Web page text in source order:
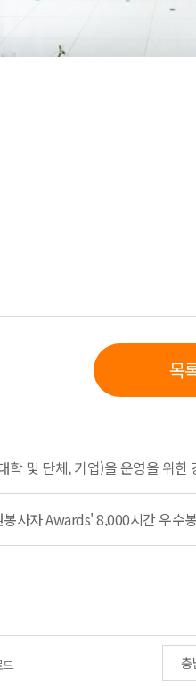
목
학 및 단체, 기업)을 운영을 위한
사자 Awards' 8,000시간 우수
충